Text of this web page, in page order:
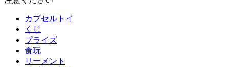
カプセルトイ
くじ
プライズ
食玩
リーメント